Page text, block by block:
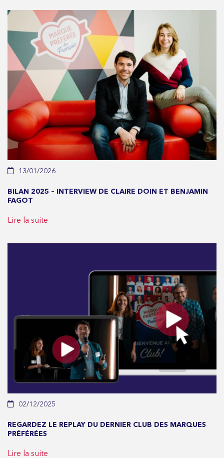
13/01/2026
BILAN 2025 – INTERVIEW DE CLAIRE DOIN ET BENJAMIN
FAGOT
Lire la suite
02/12/2025
REGARDEZ LE REPLAY DU DERNIER CLUB DES MARQUES
PRÉFÉRÉES
Lire la suite